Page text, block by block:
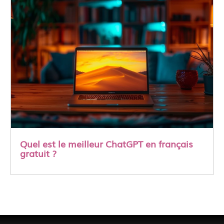
Quel est le meilleur ChatGPT en français
gratuit ?